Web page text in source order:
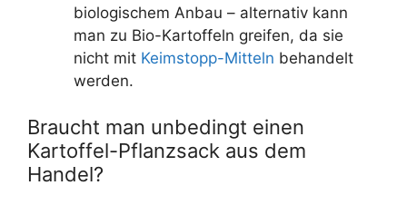
biologischem Anbau – alternativ kann
man zu Bio-Kartoffeln greifen, da sie
nicht mit Keimstopp-Mitteln behandelt
werden.
Braucht man unbedingt einen
Kartoffel-Pflanzsack aus dem
Handel?